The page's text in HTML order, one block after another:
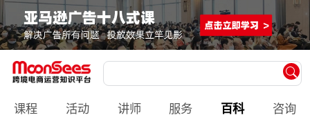
课程 活动 讲师 服务 百科 咨询